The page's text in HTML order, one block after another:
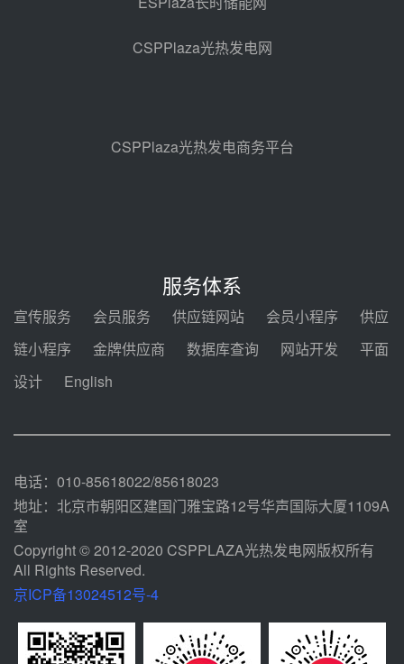
中能建华中试研院中标重能新疆
100MW光热项目机组调试及性能
试验
昨天 08-05 10:41
格局
昨天 08-05 09:11
锅中标格尔木项目蒸汽发生系统
甘肃建投安装公司赴京洽谈，深化
瓜州、博州光热项目战略合作
发！明确推动光热发电规模化发展
CSPPlaza光热发电网
CSPPlaza光热发电商务平台
服务体系
宣传服务 会员服务 供应链网站 会员小程序
供应
链小程序
金牌供应商 数据库查询 网站开发
平面
设计
English
电话：010-85618022/85618023
地址：北京市朝阳区建国门雅宝路12号华声国际大厦1109A
室
Copyright © 2012-2020 CSPPLAZA光热发电网版权所有
All Rights Reserved.
京ICP备13024512号-4